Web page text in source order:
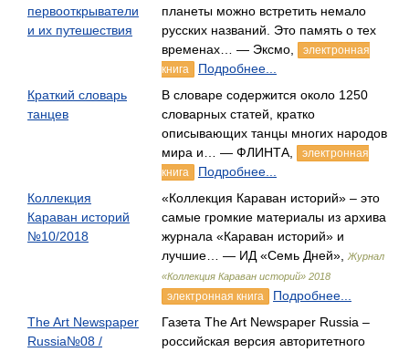
первооткрыватели
и их путешествия
планеты можно встретить немало
русских названий. Это память о тех
временах… — Эксмо,
электронная
книга
Подробнее...
Краткий словарь
танцев
В словаре содержится около 1250
словарных статей, кратко
описывающих танцы многих народов
мира и… — ФЛИНТА,
электронная
книга
Подробнее...
Коллекция
Караван историй
№10/2018
«Коллекция Караван историй» – это
самые громкие материалы из архива
журнала «Караван историй» и
лучшие… — ИД «Семь Дней»,
Журнал
«Коллекция Караван историй» 2018
электронная книга
Подробнее...
The Art Newspaper
Russia№08 /
Газета The Art Newspaper Russia –
российская версия авторитетного